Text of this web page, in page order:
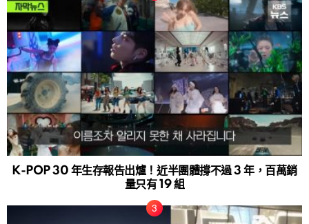
K-POP 30 年生存報告出爐！近半團體撐不過 3 年，百萬銷
量只有 19 組